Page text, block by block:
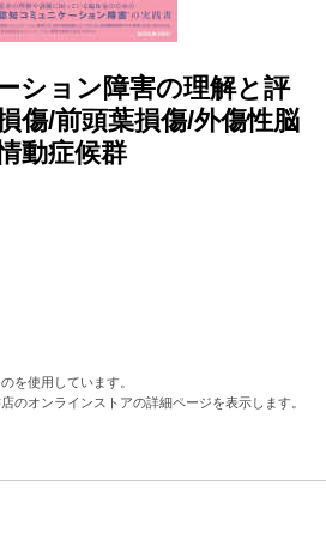
ション障害の理解と評
傷/前頭葉損傷/外傷性脳
動症候群
を使用しています。
のオンラインストアの詳細ページを表示します。